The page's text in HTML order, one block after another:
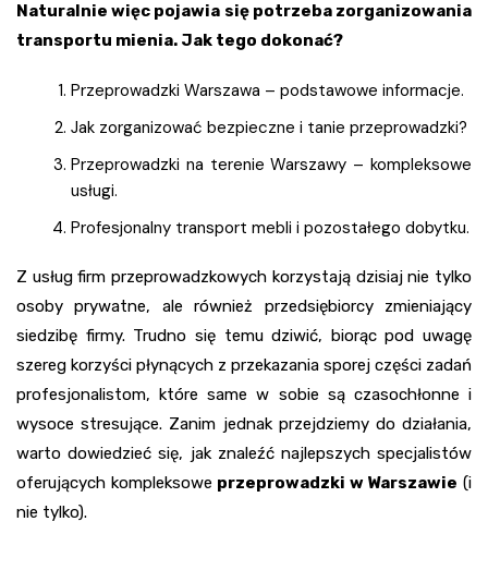
Naturalnie więc pojawia się potrzeba zorganizowania
transportu mienia. Jak tego dokonać?
Przeprowadzki Warszawa – podstawowe informacje.
Jak zorganizować bezpieczne i tanie przeprowadzki?
Przeprowadzki na terenie Warszawy – kompleksowe
usługi.
Profesjonalny transport mebli i pozostałego dobytku.
Z usług firm przeprowadzkowych korzystają dzisiaj nie tylko
osoby prywatne, ale również przedsiębiorcy zmieniający
siedzibę firmy. Trudno się temu dziwić, biorąc pod uwagę
szereg korzyści płynących z przekazania sporej części zadań
profesjonalistom, które same w sobie są czasochłonne i
wysoce stresujące. Zanim jednak przejdziemy do działania,
warto dowiedzieć się, jak znaleźć najlepszych specjalistów
oferujących kompleksowe przeprowadzki w Warszawie (i
nie tylko).